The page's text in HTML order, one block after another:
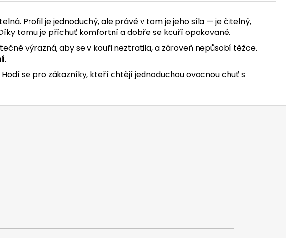
Profil je jednoduchý, ale právě v tom je jeho síla — je čitelný,
tomu je příchuť komfortní a dobře se kouří opakovaně.
výrazná, aby se v kouři neztratila, a zároveň nepůsobí těžce.
.
se pro zákazníky, kteří chtějí jednoduchou ovocnou chuť s